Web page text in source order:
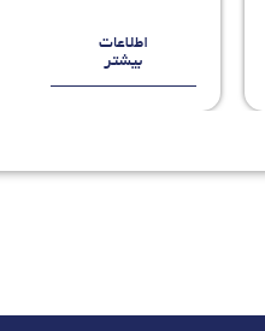
اطلاعات
بیشتر